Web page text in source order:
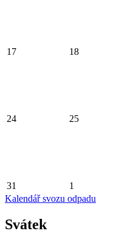
17 18
24 25
31 1
Kalendář svozu odpadu
Svátek